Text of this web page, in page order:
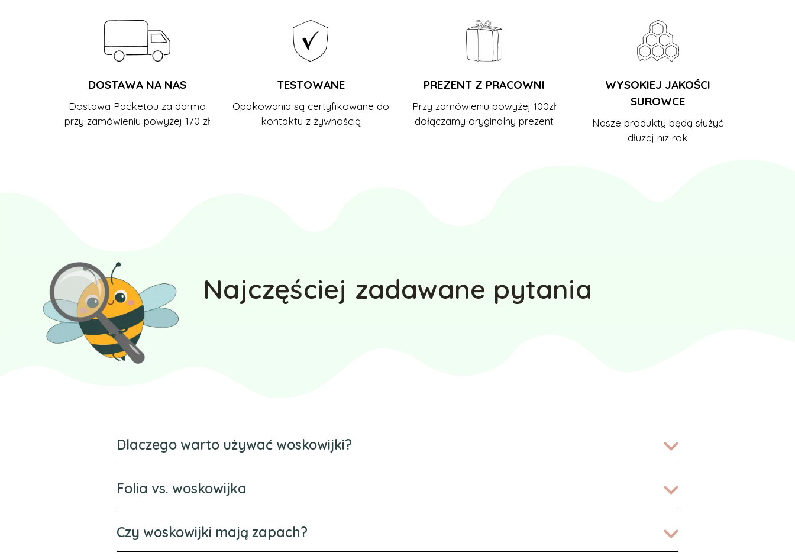
DOSTAWA NA NAS
Dostawa Packetou za darmo
przy zamówieniu powyżej 170 zł
TESTOWANE
Opakowania są certyfikowane do
kontaktu z żywnością
PREZENT Z PRACOWNI
Przy zamówieniu powyżej 100zł
dołączamy oryginalny prezent
WYSOKIEJ JAKOŚCI
SUROWCE
Nasze produkty będą służyć
dłużej niż rok
Najczęściej zadawane pytania
Dlaczego warto używać woskowijki?
Folia vs. woskowijka
Czy woskowijki mają zapach?